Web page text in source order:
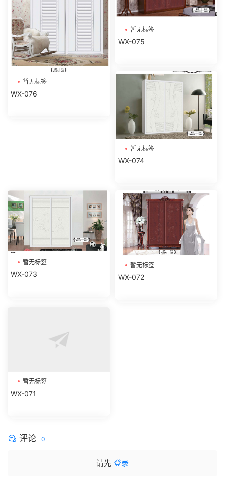
暂无标签
WX-076
暂无标签
WX-075
暂无标签
WX-074
暂无标签
WX-073
暂无标签
WX-072
暂无标签
WX-071
评论 0
请先 登录